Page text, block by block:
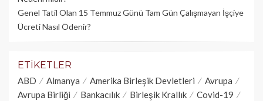
Genel Tatil Olan 15 Temmuz Günü Tam Gün Çalışmayan İşçiye
Ücreti Nasıl Ödenir?
ETIKETLER
ABD Almanya Amerika Birleşik Devletleri
Avrupa
Avrupa Birliği
Bankacılık Birleşik Krallık
Covid-19